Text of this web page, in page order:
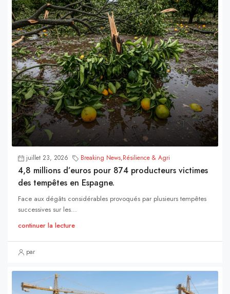
juillet 23, 2026 Breaking News,Résilience & Agri
4,8 millions d’euros pour 874 producteurs victimes
des tempêtes en Espagne.
Face aux dégâts considérables provoqués par plusieurs tempêtes
successives sur les...
continuer la lecture
par